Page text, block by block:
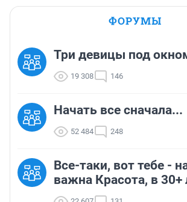
ФОРУМЫ
Три девицы под
19 308 146
Начать все сначала...
52 484 248
Все-таки, вот тебе -
важна Красота, в 30+